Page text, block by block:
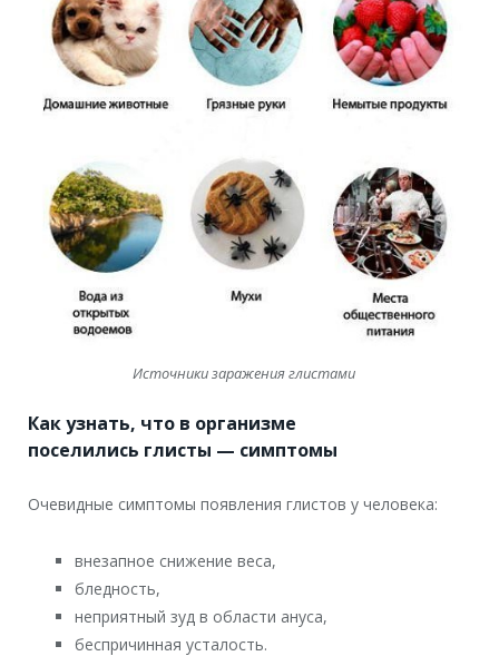
Источники заражения глистами
Как узнать, что в организме
поселились глисты — симптомы
Очевидные симптомы появления глистов у человека:
внезапное снижение веса,
бледность,
неприятный зуд в области ануса,
беспричинная усталость.